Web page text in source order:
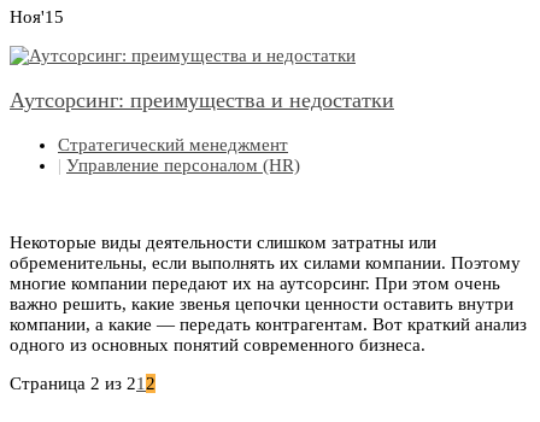
Ноя'15
Аутсорсинг: преимущества и недостатки
Стратегический менеджмент
| Управление персоналом (HR)
Некоторые виды деятельности слишком затратны или
обременительны, если выполнять их силами компании. Поэтому
многие компании передают их на аутсорсинг. При этом очень
важно решить, какие звенья цепочки ценности оставить внутри
компании, а какие — передать контрагентам. Вот краткий анализ
одного из основных понятий современного бизнеса.
Страница 2 из 212